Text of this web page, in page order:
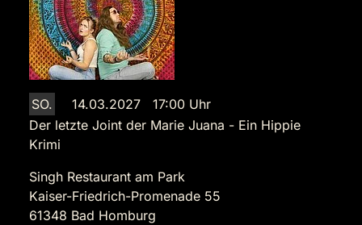
SO.
14.03.2027 17:00 Uhr
Der letzte Joint der Marie Juana - Ein Hippie
Krimi
Singh Restaurant am Park
Kaiser-Friedrich-Promenade 55
61348 Bad Homburg